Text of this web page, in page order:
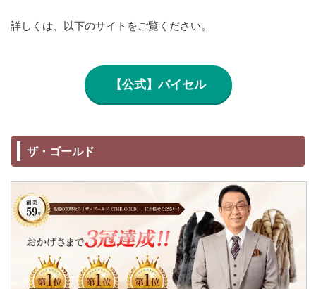
詳しくは、以下のサイトをご覧ください。
【公式】バイセル
ザ・ゴールド